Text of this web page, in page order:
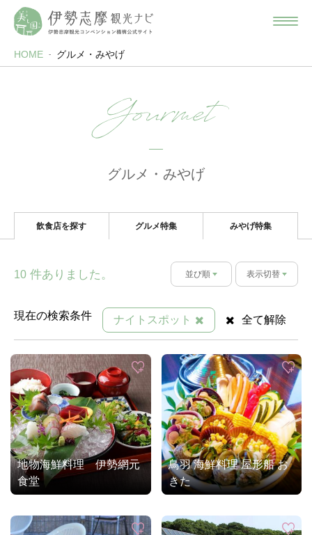
HOME グルメ・みやげ
Gourmet
グルメ・みやげ
飲食店を探す グルメ特集 みやげ特集
10 件ありました。 並び順 表示切替
現在の検索条件 ナイトスポット 全て解除
地物海鮮料理 伊勢網元
食堂
鳥羽 海鮮料理 屋形船 お
きた